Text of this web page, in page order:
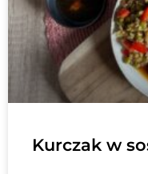
Kurczak w